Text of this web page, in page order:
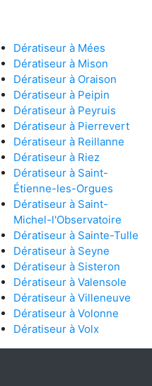
Dératiseur à Mées
Dératiseur à Mison
Dératiseur à Oraison
Dératiseur à Peipin
Dératiseur à Peyruis
Dératiseur à Pierrevert
Dératiseur à Reillanne
Dératiseur à Riez
Dératiseur à Saint-
Étienne-les-Orgues
Dératiseur à Saint-
Michel-l'Observatoire
Dératiseur à Sainte-Tulle
Dératiseur à Seyne
Dératiseur à Sisteron
Dératiseur à Valensole
Dératiseur à Villeneuve
Dératiseur à Volonne
Dératiseur à Volx